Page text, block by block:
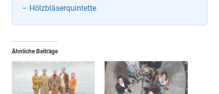
– Hölzbläserquintette
Ähnliche Beiträge